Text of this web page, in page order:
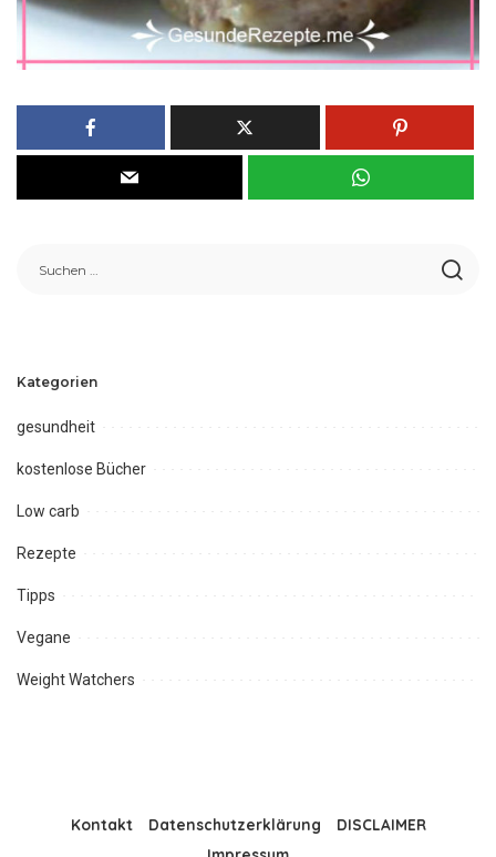
Kategorien
gesundheit
kostenlose Bücher
Low carb
Rezepte
Tipps
Vegane
Weight Watchers
Kontakt Datenschutzerklärung
DISCLAIMER